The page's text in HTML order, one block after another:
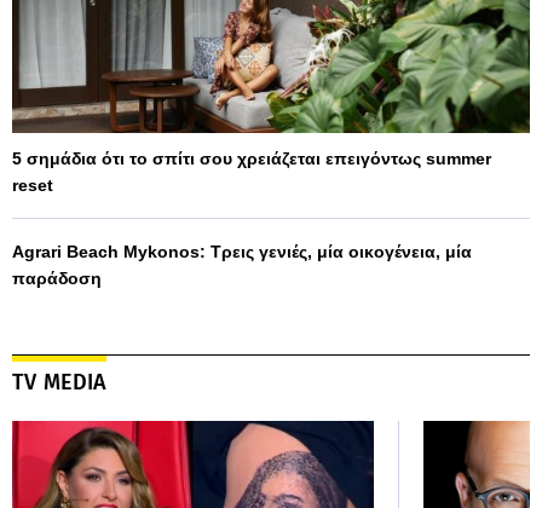
5 σημάδια ότι το σπίτι σου χρειάζεται επειγόντως summer
reset
Agrari Beach Mykonos: Τρεις γενιές, μία οικογένεια, μία
παράδοση
TV MEDIA